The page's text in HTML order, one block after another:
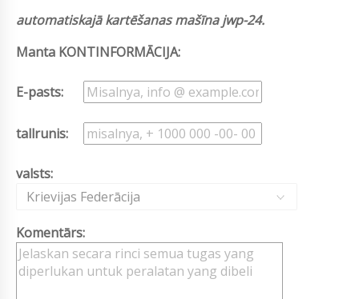
automatiskajā kartēšanas mašīna jwp-24.
Manta KONTINFORMĀCIJA:
E-pasts:
tallrunis:
valsts:
Krievijas Federācija
Komentārs: